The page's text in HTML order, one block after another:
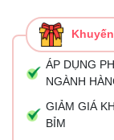
ÁP DỤNG
NGÀNH
GIẢM GIÁ
BỈM